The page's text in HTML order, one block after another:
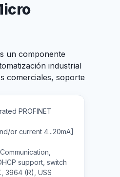
un componente
industrial
comerciales, soporte
PROFINET
or current 4...20mA]
support, switch
3964 (R), USS